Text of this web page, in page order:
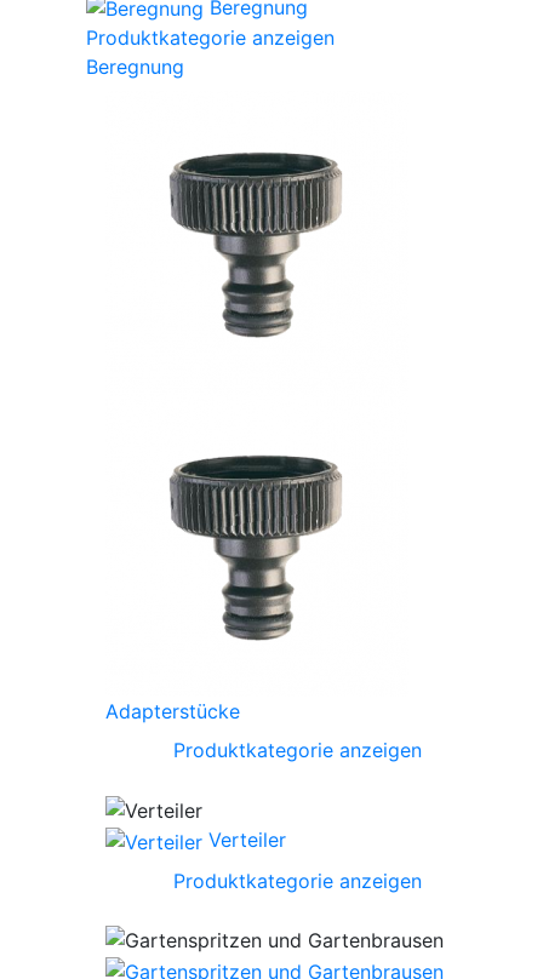
Beregnung
Produktkategorie anzeigen
Beregnung
Adapterstücke
Produktkategorie anzeigen
Verteiler
Produktkategorie anzeigen